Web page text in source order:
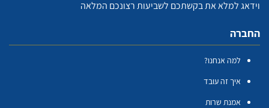
וידאג למלא את בקשתכם לשביעות רצונכם המלאה
החברה
למה אנחנו?
איך זה עובד
אמנת שרות